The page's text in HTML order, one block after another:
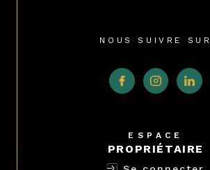
NOUS SUIVRE SUR
ESPACE
PROPRIÉTAIRE